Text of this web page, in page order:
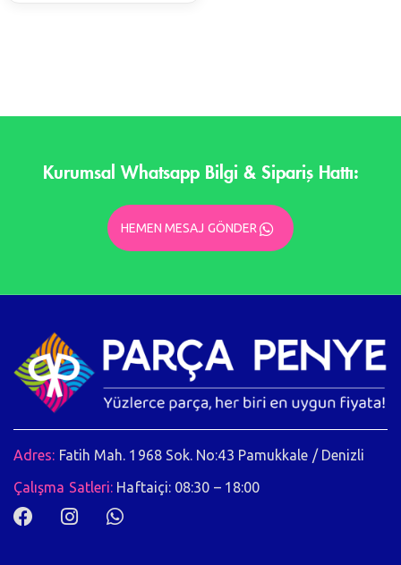
Kurumsal Whatsapp Bilgi & Sipariş Hattı:
HEMEN MESAJ GÖNDER
Adres: Fatih Mah. 1968 Sok. No:43 Pamukkale / Denizli
Çalışma Satleri: Haftaiçi: 08:30 – 18:00